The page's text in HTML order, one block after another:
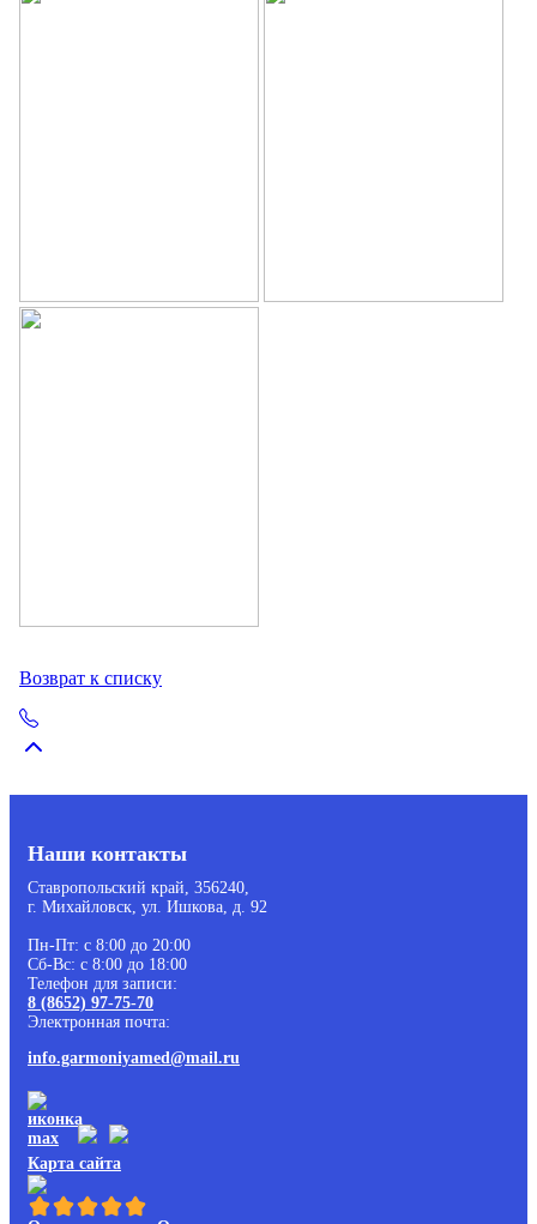
Возврат к списку
Наши контакты
Ставропольский край, 356240,
г. Михайловск, ул. Ишкова, д. 92
Пн-Пт: с 8:00 до 20:00
Сб-Вс: с 8:00 до 18:00
Телефон для записи:
8 (8652) 97-75-70
Электронная почта:
info.garmoniyamed@mail.ru
Карта сайта